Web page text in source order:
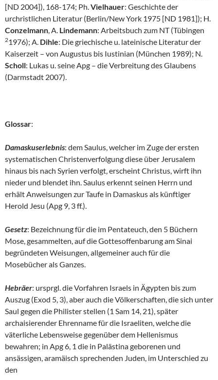
[ND 2004]), 168-174; Ph.Vielhauer: Geschichte der
urchristlichen Literatur (Berlin/New York 1975 [ND 1981]); H.
Conzelmann, A. Lindemann: Arbeitsbuch zum NT (Tübingen
21976); A. Dihle: Die griechische u. lateinische Literatur der
Kaiserzeit – von Augustus bis Iustinian (München 1989); N.
Scholl: Lukas u. seine Apg – die Verbreitung des Glaubens
(Darmstadt 2007).
Glossar:
Damaskuserlebnis: dem Saulus, welcher im Zuge der ersten
systematischen Christenverfolgung diese über Jerusalem
hinaus bis nach Syrien verfolgt, erscheint Christus, wirft ihn
nieder und blendet ihn. Saulus erkennt seinen Herrn und
erhält Anweisungen zur Taufe in Damaskus als künftiger
Herold Jesu (Apg 9, 3 ff.).
Gesetz: Bezeichnung für die im Pentateuch, den 5 Büchern
Mose, gesammelten, auf die Gottesoffenbarung am Sinai
begründeten Weisungen, allgemeiner auch für die
Mosebücher als Ganzes.
Hebräer: ursprgl. die Vorfahren Israels in Ägypten bis zum
Auszug (Exod 5, 3), aber auch die Völkerschaften, die sich unter
Saul gegen die Philister stellen (1 Sam 14, 21), später
archaisierender Ehrenname für die Israeliten, welche die
väterliche Lebensweise gegenüber dem Hellenismus
bewahren; in Apg 6, 1 die in Palästina geborenen und
ansässigen, aramäisch sprechenden Juden, im Unterschied zu
den